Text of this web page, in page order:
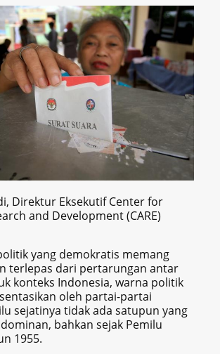
Direktur Eksekutif Center for
and Development (CARE)
yang demokratis memang
terlepas dari pertarungan antar
konteks Indonesia, warna politik
oleh partai-partai
sejatinya tidak ada satupun yang
bahkan sejak Pemilu
1955.